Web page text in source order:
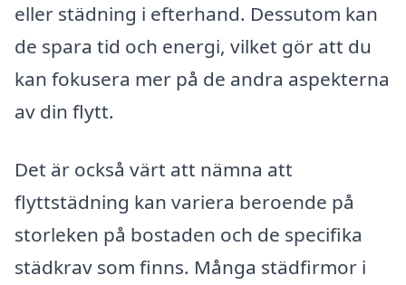
eller städning i efterhand. Dessutom kan
de spara tid och energi, vilket gör att du
kan fokusera mer på de andra aspekterna
av din flytt.
Det är också värt att nämna att
flyttstädning kan variera beroende på
storleken på bostaden och de specifika
städkrav som finns. Många städfirmor i